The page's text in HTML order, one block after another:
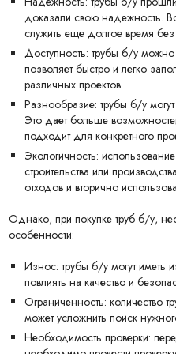
доказали свою надежность.
служить еще долгое время
Доступность: трубы б/у можно
позволяет быстро и легко
различных проектов.
Разнообразие: трубы б/у
Это дает больше
подходит для конкретного
Экологичность:
строительства или
отходов и вторично
Однако, при покупке труб б/у,
особенности:
Износ: трубы б/у могут иметь
повлиять на качество и
Ограниченность: количество
может усложнить поиск
Необходимость проверки: